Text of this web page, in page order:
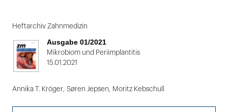
1
von
Heftarchiv Zahnmedizin
Ausgabe 01/2021
Mikrobiom und Periimplantitis
15.01.2021
Annika T. Kröger Søren Jepsen Moritz Kebschull